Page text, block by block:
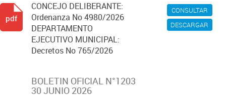
CONSULTAR
DESCARGAR
CONCEJO DELIBERANTE:
Ordenanza No 4980/2026
DEPARTAMENTO
EJECUTIVO MUNICIPAL:
Decretos No 765/2026
pdf
BOLETIN OFICIAL N°1203
30 JUNIO 2026